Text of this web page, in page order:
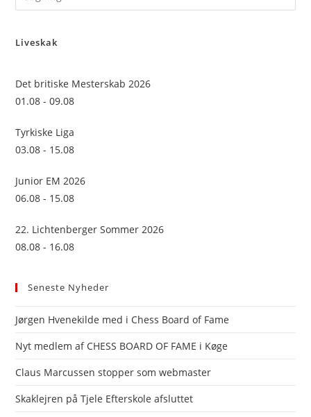
Liveskak
Det britiske Mesterskab 2026
01.08 - 09.08
Tyrkiske Liga
03.08 - 15.08
Junior EM 2026
06.08 - 15.08
22. Lichtenberger Sommer 2026
08.08 - 16.08
Seneste Nyheder
Jørgen Hvenekilde med i Chess Board of Fame
Nyt medlem af CHESS BOARD OF FAME i Køge
Claus Marcussen stopper som webmaster
Skaklejren på Tjele Efterskole afsluttet